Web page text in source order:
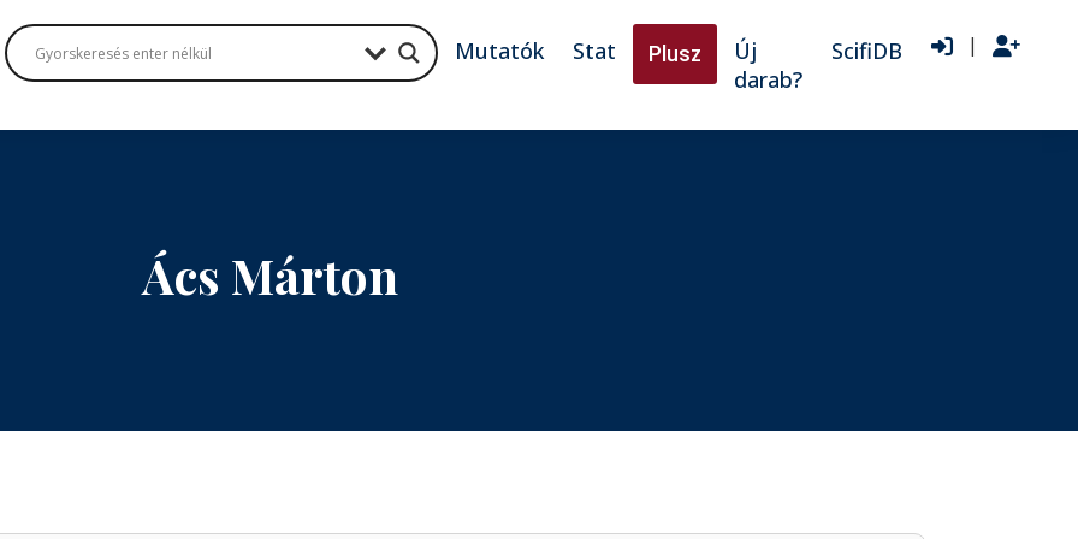
Mutatók Stat Plusz
Új
darab?
ScifiDB |
Ács Márton